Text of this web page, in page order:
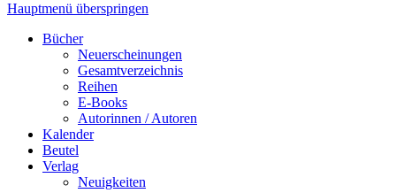
Hauptmenü überspringen
Bücher
Neuerscheinungen
Gesamtverzeichnis
Reihen
E-Books
Autorinnen / Autoren
Kalender
Beutel
Verlag
Neuigkeiten